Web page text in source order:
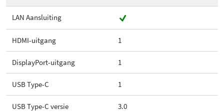
LAN Aansluiting
HDMI-uitgang 1
DisplayPort-uitgang 1
USB Type-C 1
USB Type-C versie 3.0